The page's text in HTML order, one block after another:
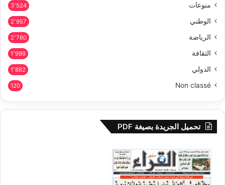
منوعات 3٬524
الوطني 2٬957
الرياضة 2٬760
الثقافة 1٬999
الدولي 1٬882
Non classé
120
تحميل الجريدة بصيغة PDF